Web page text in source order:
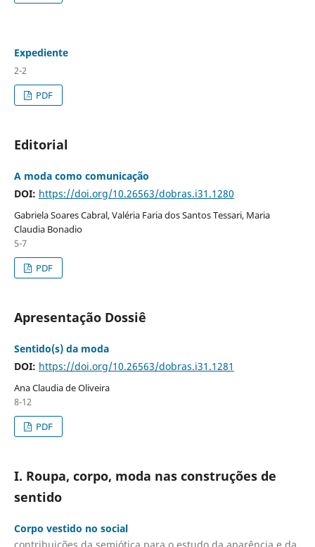
Expediente
2-2
PDF
Editorial
A moda como comunicação
DOI: https://doi.org/10.26563/dobras.i31.1280
Gabriela Soares Cabral, Valéria Faria dos Santos Tessari, Maria
Claudia Bonadio
5-7
PDF
Apresentação Dossiê
Sentido(s) da moda
DOI: https://doi.org/10.26563/dobras.i31.1281
Ana Claudia de Oliveira
8-12
PDF
I. Roupa, corpo, moda nas construções de
sentido
Corpo vestido no social